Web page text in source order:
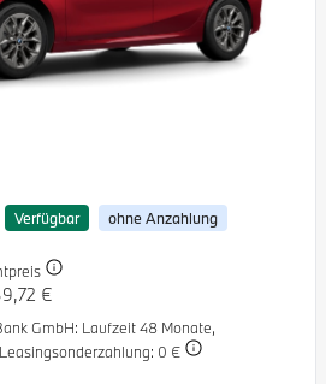
Verfügbar ohne Anzahlung
€
GmbH: Laufzeit 48 Monate,
Leasingsonderzahlung: 0 €